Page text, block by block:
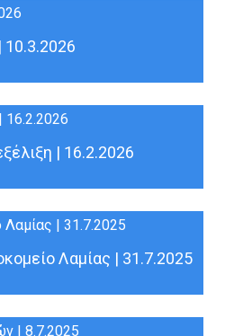
10.3.2026
| 16.2.2026
Λαμίας | 31.7.2025